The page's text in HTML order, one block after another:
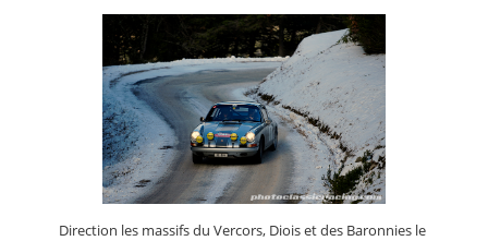
Direction les massifs du Vercors, Diois et des Baronnies le